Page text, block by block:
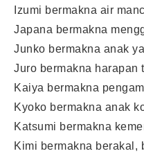
Izumi bermakna air
Japana bermakna
Junko bermakna anak
Juro bermakna harapan
Kaiya bermakna
Kyoko bermakna anak
Katsumi bermakna
Kimi bermakna berakal,